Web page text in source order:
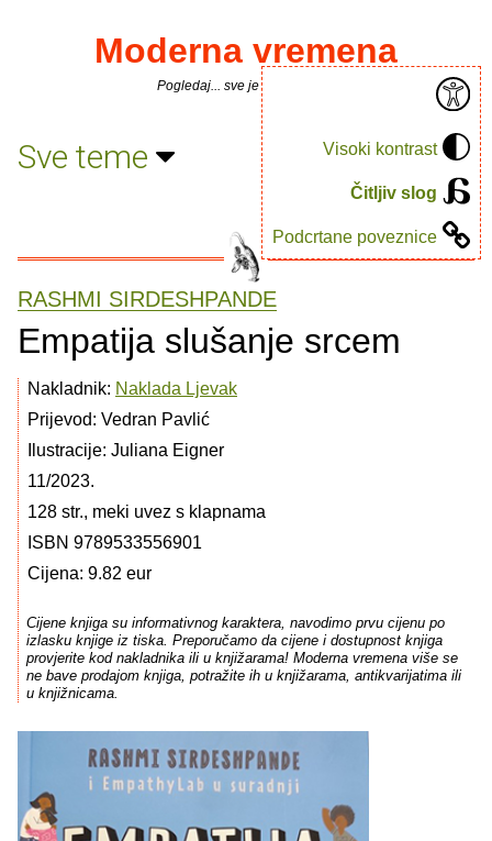
Visoki kontrast
Čitljiv slog
Podcrtane poveznice
Moderna vremena
Pogledaj... sve je puno knjiga.
Sve teme
RASHMI SIRDESHPANDE
Empatija slušanje srcem
Nakladnik: Naklada Ljevak
Prijevod: Vedran Pavlić
Ilustracije: Juliana Eigner
11/2023.
128 str., meki uvez s klapnama
ISBN 9789533556901
Cijena: 9.82 eur
Cijene knjiga su informativnog karaktera, navodimo prvu cijenu po
izlasku knjige iz tiska. Preporučamo da cijene i dostupnost knjiga
provjerite kod nakladnika ili u knjižarama! Moderna vremena više se
ne bave prodajom knjiga, potražite ih u knjižarama, antikvarijatima ili
u knjižnicama.